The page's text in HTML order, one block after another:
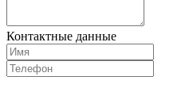
Контактные данные